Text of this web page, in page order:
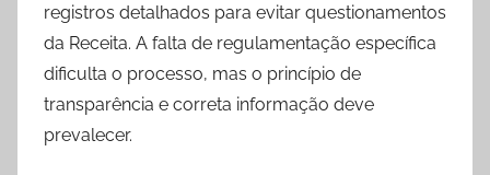
registros detalhados para evitar questionamentos
da Receita. A falta de regulamentação específica
dificulta o processo, mas o princípio de
transparência e correta informação deve
prevalecer.